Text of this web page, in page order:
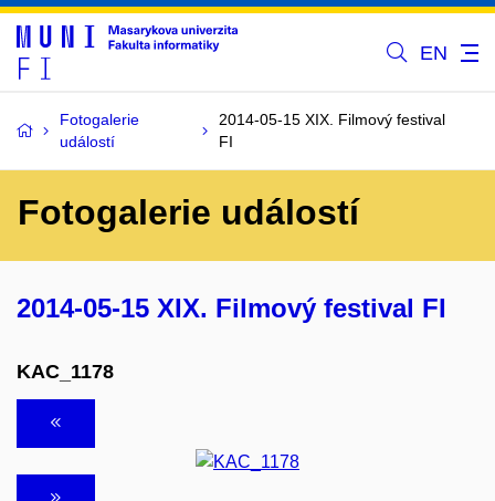
EN
Fotogalerie
událostí
2014-05-15 XIX. Filmový festival
FI
Fotogalerie událostí
2014-05-15 XIX. Filmový festival FI
KAC_1178